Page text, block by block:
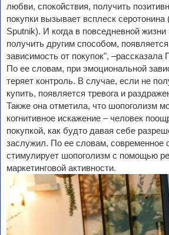
любви, спокойствия, получить
покупки вызывает всплеск серотонина
Sputnik). И когда в повседневной
получить другим способом,
зависимость от покупок", –рассказала
По ее словам, при эмоциональной
теряет контроль. В случае, если не
купить, появляется тревога и
Также она отметила, что шопоголизм
когнитивное искажение – человек
покупкой, как будто давая себе
заслужил. По ее словам, современное
стимулирует шопоголизм с помощью
маркетинговой активности.